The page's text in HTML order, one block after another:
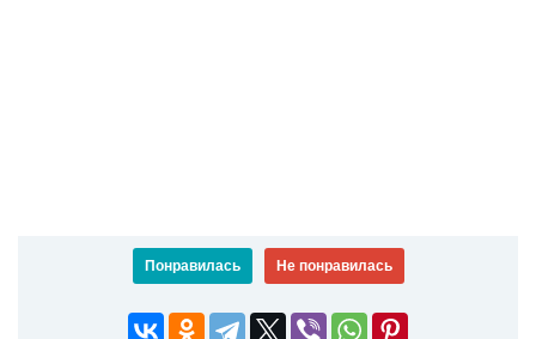
Понравилась Не понравилась